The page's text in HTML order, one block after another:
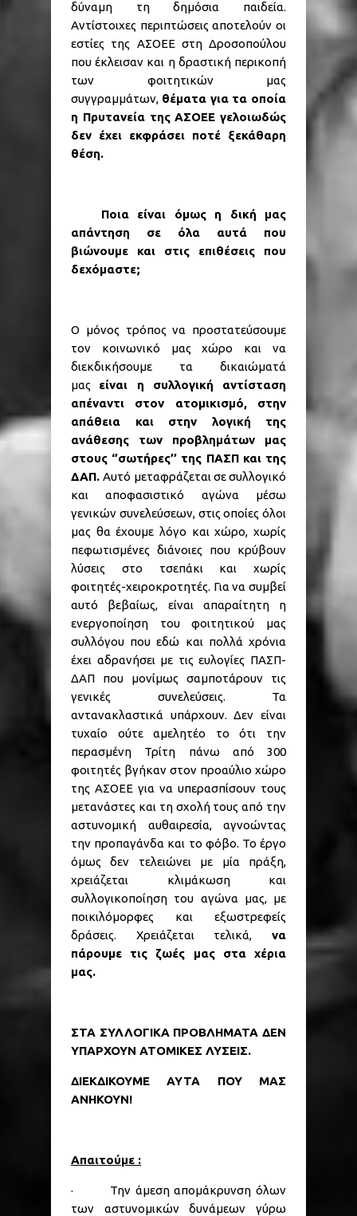
δύναμη τη δημόσια παιδεία.
Αντίστοιχες περιπτώσεις αποτελούν οι
εστίες της ΑΣΟΕΕ στη Δροσοπούλου
που έκλεισαν και η δραστική περικοπή
των φοιτητικών μας
συγγραμμάτων, θέματα για τα οποία
η Πρυτανεία της ΑΣΟΕΕ γελοιωδώς
δεν έχει εκφράσει ποτέ ξεκάθαρη
θέση.
Ποια είναι όμως η δική μας
απάντηση σε όλα αυτά που
βιώνουμε και στις επιθέσεις που
δεχόμαστε;
Ο μόνος τρόπος να προστατεύσουμε
τον κοινωνικό μας χώρο και να
διεκδικήσουμε τα δικαιώματά
μας είναι η συλλογική αντίσταση
απέναντι στον ατομικισμό, στην
απάθεια και στην λογική της
ανάθεσης των προβλημάτων μας
στους ‘’σωτήρες’’ της ΠΑΣΠ και της
ΔΑΠ.Αυτό μεταφράζεται σε συλλογικό
και αποφασιστικό αγώνα μέσω
γενικών συνελεύσεων, στις οποίες όλοι
μας θα έχουμε λόγο και χώρο, χωρίς
πεφωτισμένες διάνοιες που κρύβουν
λύσεις στο τσεπάκι και χωρίς
φοιτητές-χειροκροτητές. Για να συμβεί
αυτό βεβαίως, είναι απαραίτητη η
ενεργοποίηση του φοιτητικού μας
συλλόγου που εδώ και πολλά χρόνια
έχει αδρανήσει με τις ευλογίες ΠΑΣΠ-
ΔΑΠ που μονίμως σαμποτάρουν τις
γενικές συνελεύσεις. Τα
αντανακλαστικά υπάρχουν. Δεν είναι
τυχαίο ούτε αμελητέο το ότι την
περασμένη Τρίτη πάνω από 300
φοιτητές βγήκαν στον προαύλιο χώρο
της ΑΣΟΕΕ για να υπερασπίσουν τους
μετανάστες και τη σχολή τους από την
αστυνομική αυθαιρεσία, αγνοώντας
την προπαγάνδα και το φόβο. Το έργο
όμως δεν τελειώνει με μία πράξη,
χρειάζεται κλιμάκωση και
συλλογικοποίηση του αγώνα μας, με
ποικιλόμορφες και εξωστρεφείς
δράσεις. Χρειάζεται τελικά, να
πάρουμε τις ζωές μας στα χέρια
μας.
ΣΤΑ ΣΥΛΛΟΓΙΚΑ ΠΡΟΒΛΗΜΑΤΑ ΔΕΝ
ΥΠΑΡΧΟΥΝ ΑΤΟΜΙΚΕΣ ΛΥΣΕΙΣ.
ΔΙΕΚΔΙΚΟΥΜΕ ΑΥΤΑ ΠΟΥ ΜΑΣ
ΑΝΗΚΟΥΝ!
Απαιτούμε :
· Την άμεση απομάκρυνση όλων
των αστυνομικών δυνάμεων γύρω